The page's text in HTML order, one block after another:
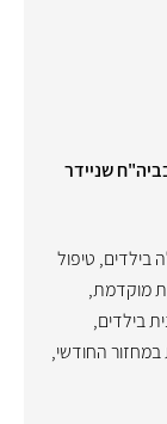
שניידר
בילדים, טיפול
מוקדמת,
בילדים,
החודשי,